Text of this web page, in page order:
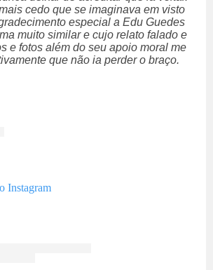
cedo que se imaginava em visto
especial a Edu Guedes
muito similar e cujo relato falado e
e fotos além do seu apoio moral me
que não ia perder o braço.
Instagram